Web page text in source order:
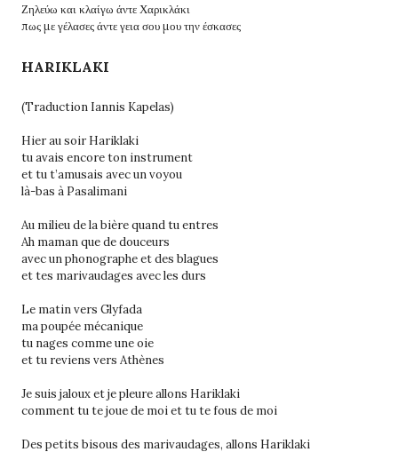
Ζηλεύω και κλαίγω άντε Χαρικλάκι
πως με γέλασες άντε γεια σου μου την έσκασες
HARIKLAKI
(Traduction Iannis Kapelas)
Hier au soir Hariklaki
tu avais encore ton instrument
et tu t’amusais avec un voyou
là-bas à Pasalimani
Au milieu de la bière quand tu entres
Ah maman que de douceurs
avec un phonographe et des blagues
et tes marivaudages avec les durs
Le matin vers Glyfada
ma poupée mécanique
tu nages comme une oie
et tu reviens vers Athènes
Je suis jaloux et je pleure allons Hariklaki
comment tu te joue de moi et tu te fous de moi
Des petits bisous des marivaudages, allons Hariklaki